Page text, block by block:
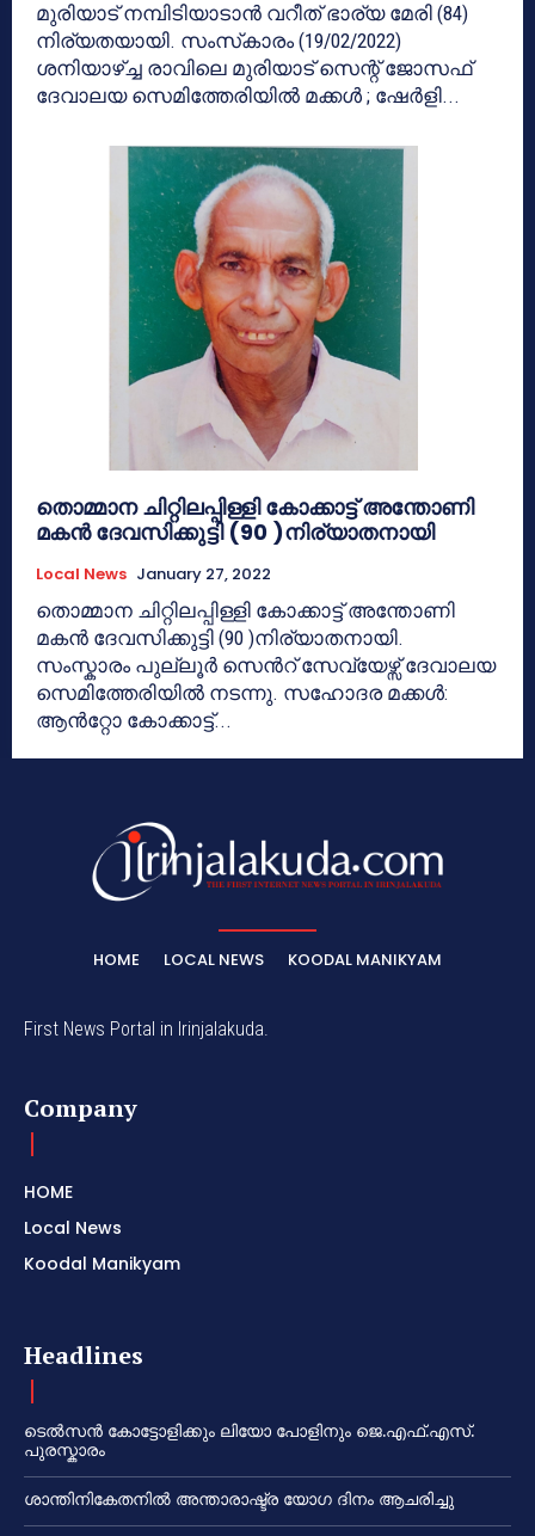
മുരിയാട് നമ്പിടിയാടാൻ വറീത് ഭാര്യ മേരി (84)
നിര്യതയായി. സംസ്‌കാരം (19/02/2022)
ശനിയാഴ്ച്ച രാവിലെ മുരിയാട് സെന്റ് ജോസഫ്
ദേവാലയ സെമിത്തേരിയിൽ മക്കൾ ; ഷേർളി...
തൊമ്മാന ചിറ്റിലപ്പിള്ളി കോക്കാട്ട് അന്തോണി
മകൻ ദേവസിക്കുട്ടി (90 )നിര്യാതനായി
Local News January 27, 2022
തൊമ്മാന ചിറ്റിലപ്പിള്ളി കോക്കാട്ട് അന്തോണി
മകൻ ദേവസിക്കുട്ടി (90 )നിര്യാതനായി.
സംസ്കാരം പുല്ലൂർ സെൻറ് സേവ്യേഴ്സ് ദേവാലയ
സെമിത്തേരിയിൽ നടന്നു. സഹോദര മക്കൾ:
ആൻറ്റോ കോക്കാട്ട്...
HOME LOCAL NEWS KOODAL MANIKYAM
First News Portal in Irinjalakuda.
Company
HOME
Local News
Koodal Manikyam
Headlines
ടെൽസൻ കോട്ടോളിക്കും ലിയോ പോളിനും ജെ.എഫ്.എസ്.
പുരസ്കാരം
ശാന്തിനികേതനിൽ അന്താരാഷ്ട്ര യോഗ ദിനം ആചരിച്ചു